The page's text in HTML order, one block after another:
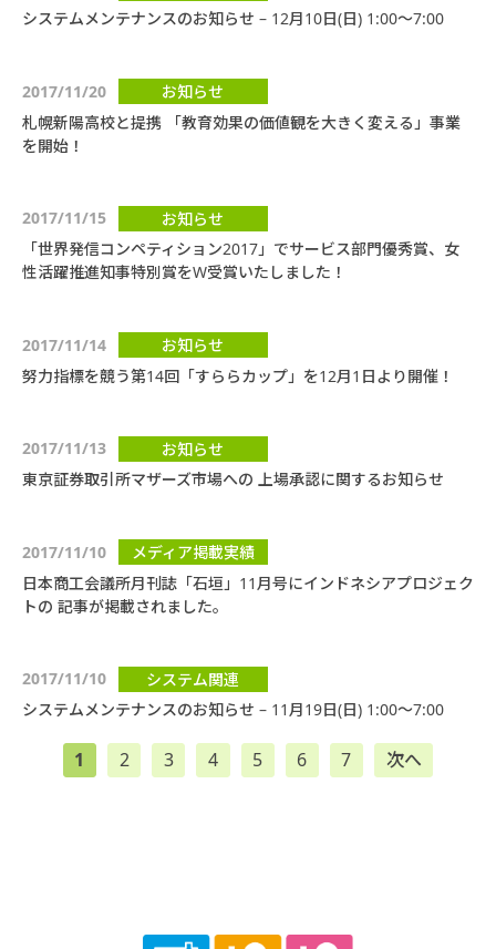
システムメンテナンスのお知らせ – 12月10日(日) 1:00～7:00
2017/11/20
お知らせ
札幌新陽高校と提携 「教育効果の価値観を大きく変える」事業
を開始！
2017/11/15
お知らせ
「世界発信コンペティション2017」でサービス部門優秀賞、女
性活躍推進知事特別賞をW受賞いたしました！
2017/11/14
お知らせ
努力指標を競う第14回「すららカップ」を12月1日より開催！
2017/11/13
お知らせ
東京証券取引所マザーズ市場への 上場承認に関するお知らせ
2017/11/10
メディア掲載実績
日本商工会議所月刊誌「石垣」11月号にインドネシアプロジェク
トの 記事が掲載されました。
2017/11/10
システム関連
システムメンテナンスのお知らせ – 11月19日(日) 1:00～7:00
1 2 3 4 5 6 7 次へ